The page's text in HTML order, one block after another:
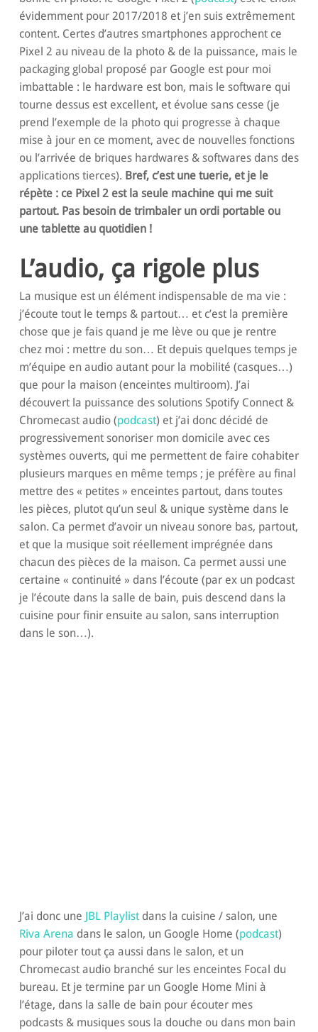
évidemment pour 2017/2018 et j’en suis extrêmement
content. Certes d’autres smartphones approchent ce
Pixel 2 au niveau de la photo & de la puissance, mais le
packaging global proposé par Google est pour moi
imbattable : le hardware est bon, mais le software qui
tourne dessus est excellent, et évolue sans cesse (je
prend l’exemple de la photo qui progresse à chaque
mise à jour en ce moment, avec de nouvelles fonctions
ou l’arrivée de briques hardwares & softwares dans des
applications tierces). Bref, c’est une tuerie, et je le
répète : ce Pixel 2 est la seule machine qui me suit
partout. Pas besoin de trimbaler un ordi portable ou
une tablette au quotidien !
L’audio, ça rigole plus
La musique est un élément indispensable de ma vie :
j’écoute tout le temps & partout… et c’est la première
chose que je fais quand je me lève ou que je rentre
chez moi : mettre du son… Et depuis quelques temps je
m’équipe en audio autant pour la mobilité (casques…)
que pour la maison (enceintes multiroom). J’ai
découvert la puissance des solutions Spotify Connect &
Chromecast audio (podcast) et j’ai donc décidé de
progressivement sonoriser mon domicile avec ces
systèmes ouverts, qui me permettent de faire cohabiter
plusieurs marques en même temps ; je préfère au final
mettre des « petites » enceintes partout, dans toutes
les pièces, plutot qu’un seul & unique système dans le
salon. Ca permet d’avoir un niveau sonore bas, partout,
et que la musique soit réellement imprégnée dans
chacun des pièces de la maison. Ca permet aussi une
certaine « continuité » dans l’écoute (par ex un podcast
je l’écoute dans la salle de bain, puis descend dans la
cuisine pour finir ensuite au salon, sans interruption
dans le son…).
J’ai donc une JBL Playlistdans la cuisine / salon, une
Riva Arena dans le salon, un Google Home (podcast)
pour piloter tout ça aussi dans le salon, et un
Chromecast audio branché sur les enceintes Focal du
bureau. Et je termine par un Google Home Mini à
l’étage, dans la salle de bain pour écouter mes
podcasts & musiques sous la douche ou dans mon bain